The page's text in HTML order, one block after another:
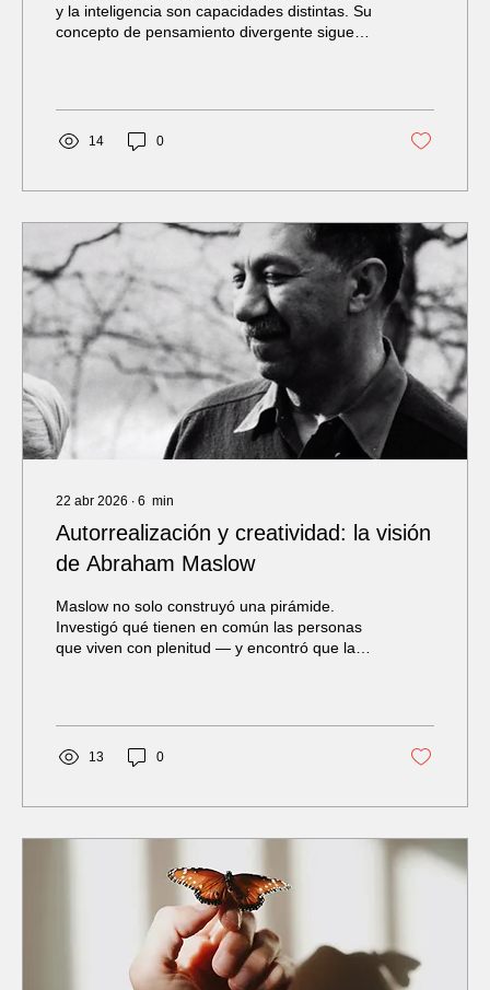
y la inteligencia son capacidades distintas. Su
concepto de pensamiento divergente sigue
14 0
22 abr 2026 ∙ 6 min
Autorrealización y creatividad: la visión
de Abraham Maslow
Maslow no solo construyó una pirámide.
Investigó qué tienen en común las personas
que viven con plenitud — y encontró que la
13 0